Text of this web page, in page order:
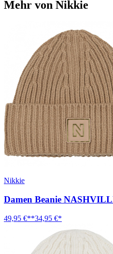
Mehr von Nikkie
Nikkie
Damen Beanie
49,95 €**34,95 €*